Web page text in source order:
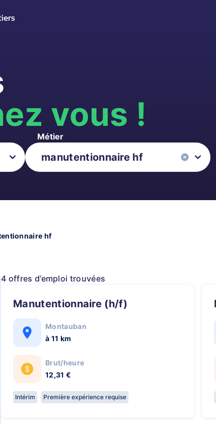
vous !
Métier
hf
4 offres d’emploi trouvées
Manutentionnaire (h/f)
Montauban
à 11 km
Brut/heure
12,31 €
Intérim Première expérience requise